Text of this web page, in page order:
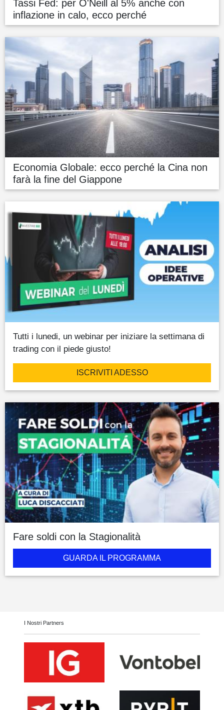
Tassi Fed: per O'Neill al 5% anche con
inflazione in calo, ecco perché
Economia Globale: ecco perché la Cina non
farà la fine del Giappone
Tutti i lunedi, un webinar per iniziare la settimana di
trading con il piede giusto!
ISCRIVITI ADESSO
Fare soldi con la Stagionalità
GUARDA IL PROGRAMMA
I Nostri Partners